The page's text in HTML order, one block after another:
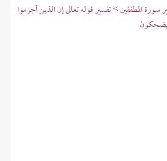
سورة المطففين > تفسير قوله تعالى إن الذين أجرموا
يضحكون